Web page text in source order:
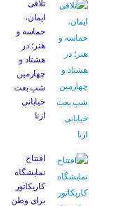
تلاقی
ایمان،
حماسه و
هنر؛ در
هشتاد و
چهارمین
شبِ بعث
خیابانی
ازنا
افتتاح
نمایشگاه
کاریکاتور
برای وطن